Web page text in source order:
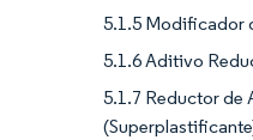
5.1.5 Modificador
5.1.6 Aditivo
5.1.7 Reductor de